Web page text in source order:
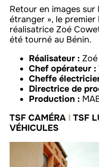
Retour en images
étranger », le
réalisatrice Zoé
été tourné au Bénin.
Réalisateur :
Chef opérateur :
Cheffe
Directrice de
Production :
TSF CAMÉRA I TSF
VÉHICULES